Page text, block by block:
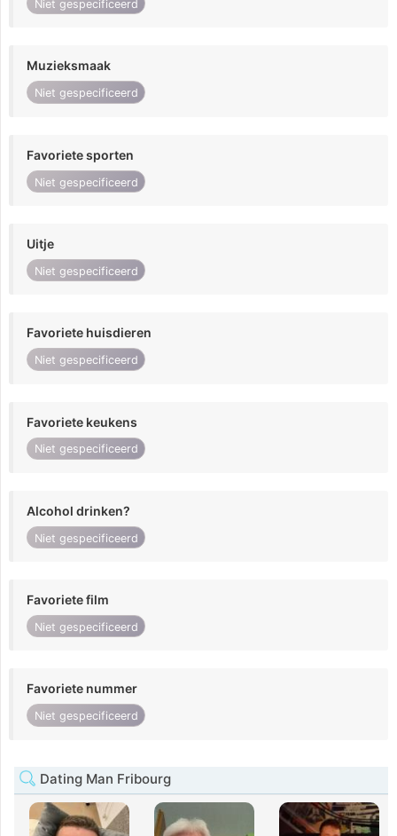
Niet gespecificeerd
Muzieksmaak
Niet gespecificeerd
Favoriete sporten
Niet gespecificeerd
Uitje
Niet gespecificeerd
Favoriete huisdieren
Niet gespecificeerd
Favoriete keukens
Niet gespecificeerd
Alcohol drinken?
Niet gespecificeerd
Favoriete film
Niet gespecificeerd
Favoriete nummer
Niet gespecificeerd
Dating Man Fribourg